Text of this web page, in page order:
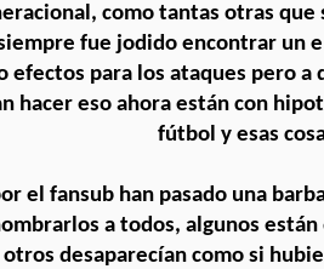
como tantas otras
fue jodido encontrar un
efectos para los ataques pero a
hacer eso ahora están con
fútbol y esas
el fansub han pasado una
a todos, algunos
otros desaparecían como si